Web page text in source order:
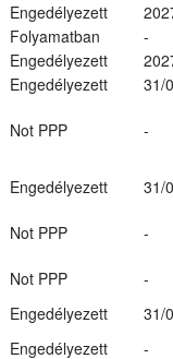
Engedélyezett
Folyamatban
-
Engedélyezett
Engedélyezett
31/
Not PPP -
Engedélyezett
31/
Not PPP
-
Not PPP
-
Engedélyezett
31/
Engedélyezett
-